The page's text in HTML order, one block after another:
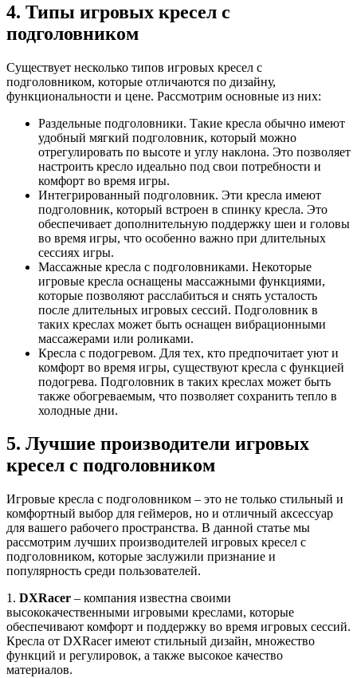
4. Типы игровых кресел с
подголовником
Существует несколько типов игровых кресел с
подголовником, которые отличаются по дизайну,
функциональности и цене. Рассмотрим основные из них:
Раздельные подголовники. Такие кресла обычно имеют
удобный мягкий подголовник, который можно
отрегулировать по высоте и углу наклона. Это позволяет
настроить кресло идеально под свои потребности и
комфорт во время игры.
Интегрированный подголовник. Эти кресла имеют
подголовник, который встроен в спинку кресла. Это
обеспечивает дополнительную поддержку шеи и головы
во время игры, что особенно важно при длительных
сессиях игры.
Массажные кресла с подголовниками. Некоторые
игровые кресла оснащены массажными функциями,
которые позволяют расслабиться и снять усталость
после длительных игровых сессий. Подголовник в
таких креслах может быть оснащен вибрационными
массажерами или роликами.
Кресла с подогревом. Для тех, кто предпочитает уют и
комфорт во время игры, существуют кресла с функцией
подогрева. Подголовник в таких креслах может быть
также обогреваемым, что позволяет сохранить тепло в
холодные дни.
5. Лучшие производители игровых
кресел с подголовником
Игровые кресла с подголовником – это не только стильный и
комфортный выбор для геймеров, но и отличный аксессуар
для вашего рабочего пространства. В данной статье мы
рассмотрим лучших производителей игровых кресел с
подголовником, которые заслужили признание и
популярность среди пользователей.
1. DXRacer – компания известна своими
высококачественными игровыми креслами, которые
обеспечивают комфорт и поддержку во время игровых сессий.
Кресла от DXRacer имеют стильный дизайн, множество
функций и регулировок, а также высокое качество
материалов.